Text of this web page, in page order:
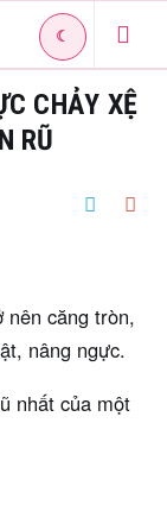
☾
CHẢY XỆ
RŨ
nên căng tròn,
nâng ngực.
nhất của một